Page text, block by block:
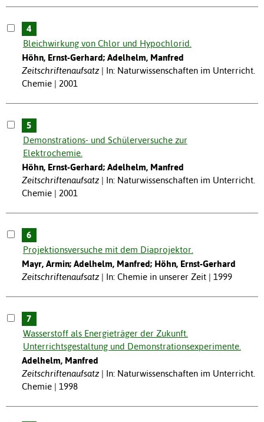
4
Bleichwirkung von Chlor und Hypochlorid.
Höhn, Ernst-Gerhard; Adelhelm, Manfred
Zeitschriftenaufsatz
In: Naturwissenschaften im Unterricht.
Chemie | 2001
5
Demonstrations- und Schülerversuche zur
Elektrochemie.
Höhn, Ernst-Gerhard; Adelhelm, Manfred
Zeitschriftenaufsatz
In: Naturwissenschaften im Unterricht.
Chemie | 2001
6
Projektionsversuche mit dem Diaprojektor.
Mayr, Armin; Adelhelm, Manfred; Höhn, Ernst-Gerhard
Zeitschriftenaufsatz
In: Chemie in unserer Zeit | 1999
7
Wasserstoff als Energieträger der Zukunft.
Unterrichtsgestaltung und Demonstrationsexperimente.
Adelhelm, Manfred
Zeitschriftenaufsatz
In: Naturwissenschaften im Unterricht.
Chemie | 1998